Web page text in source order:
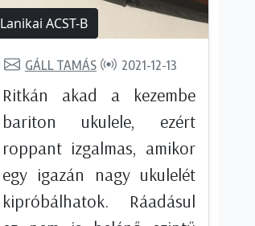
Lanikai ACST-B
GÁLL TAMÁS 2021-12-13
Ritkán akad a kezembe
bariton ukulele, ezért
roppant izgalmas, amikor
egy igazán nagy ukulelét
kipróbálhatok. Ráadásul